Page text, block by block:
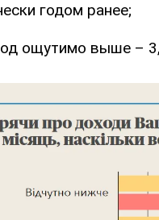
годом ранее;
ощутимо выше –